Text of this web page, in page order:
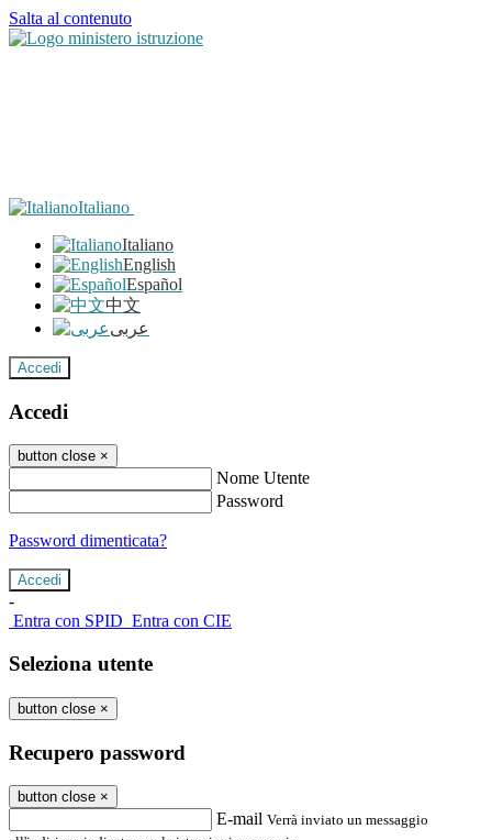
Salta al contenuto
Italiano
Italiano
English
Español
中文
عربى
Accedi
Accedi
button close ×
Nome Utente
Password
Password dimenticata?
-
Entra con SPID Entra con CIE
Seleziona utente
button close ×
Recupero password
button close ×
E-mail Verrà inviato un messaggio